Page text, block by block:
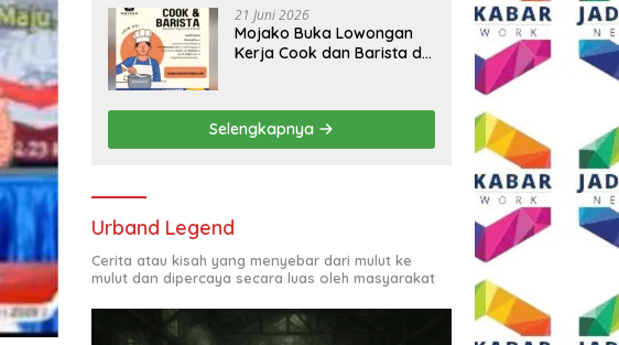
Syaratnya
21 Juni 2026
Mojako Buka Lowongan
Kerja Cook dan Barista di
Selengkapnya
Urband Legend
Cerita atau kisah yang menyebar dari mulut ke
mulut dan dipercaya secara luas oleh masyarakat